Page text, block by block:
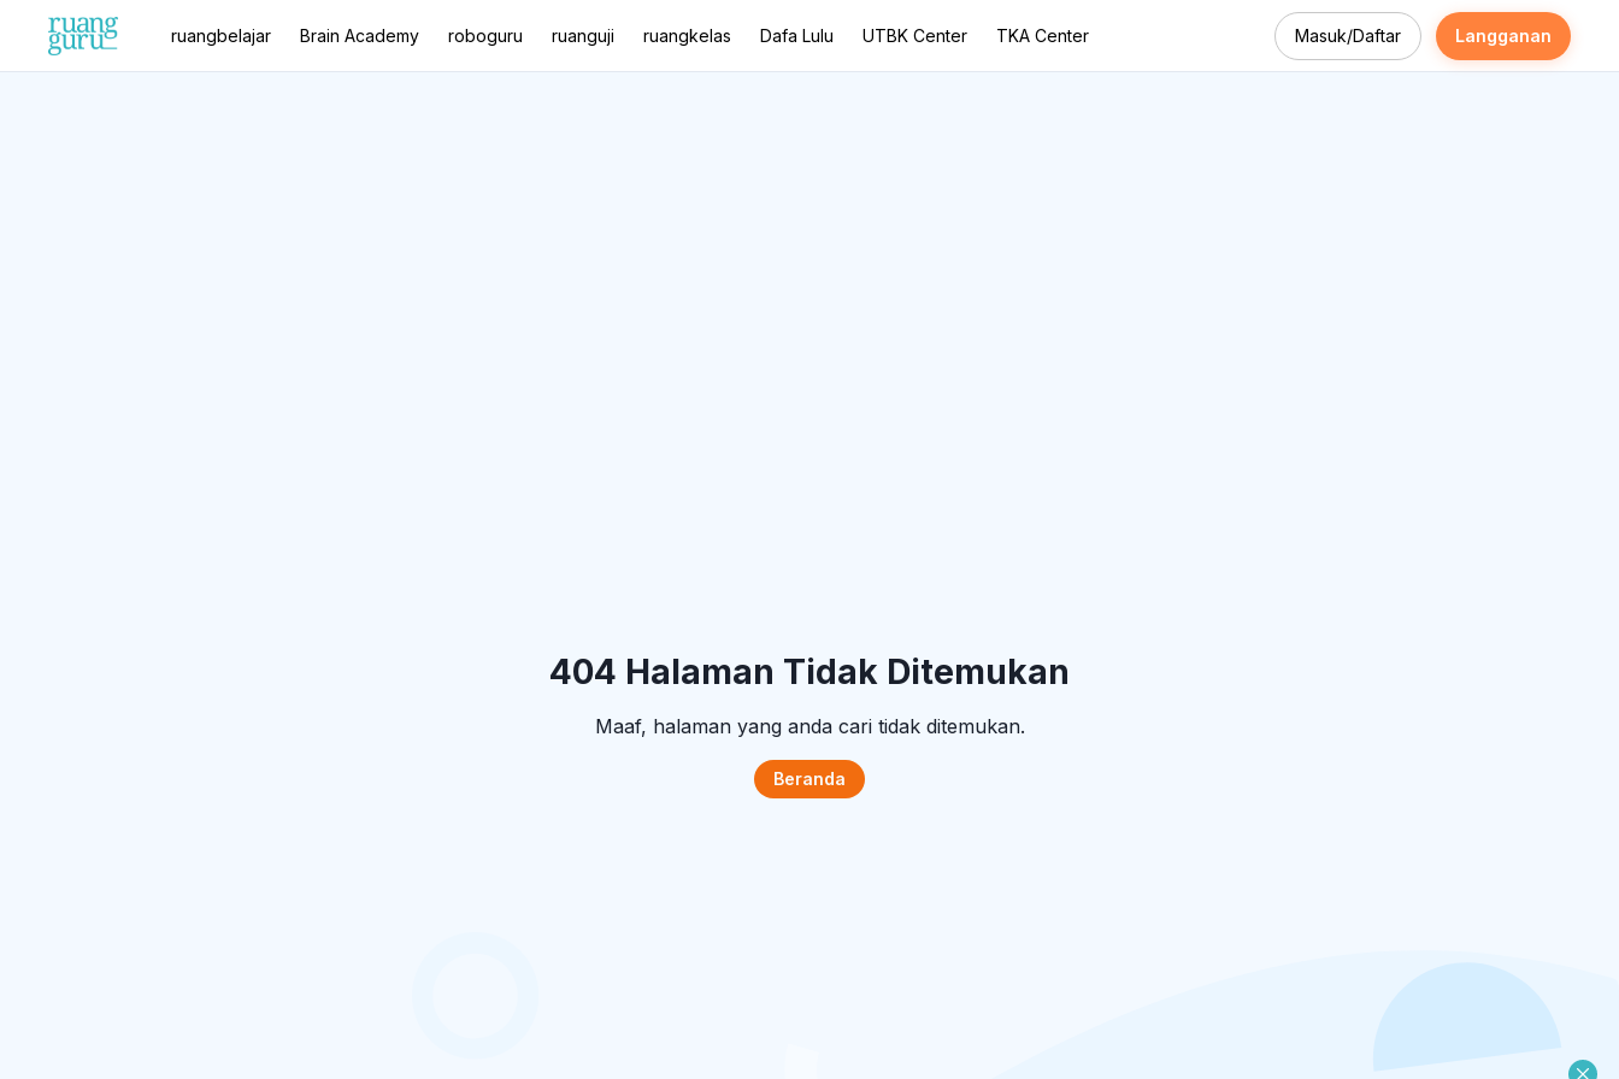
ruangbelajar Brain Academy roboguru ruanguji ruangkelas Dafa Lulu UTBK Center TKA Center Masuk/Daftar Langganan
404 Halaman Tidak Ditemukan
Maaf, halaman yang anda cari tidak ditemukan.
Beranda